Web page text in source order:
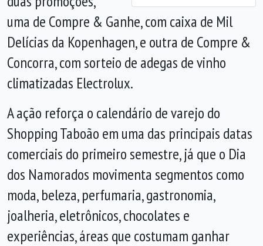
uma de Compre & Ganhe, com caixa de Mil
Delícias da Kopenhagen, e outra de Compre &
Concorra, com sorteio de adegas de vinho
climatizadas Electrolux.
A ação reforça o calendário de varejo do
Shopping Taboão em uma das principais datas
comerciais do primeiro semestre, já que o Dia
dos Namorados movimenta segmentos como
moda, beleza, perfumaria, gastronomia,
joalheria, eletrônicos, chocolates e
experiências, áreas que costumam ganhar